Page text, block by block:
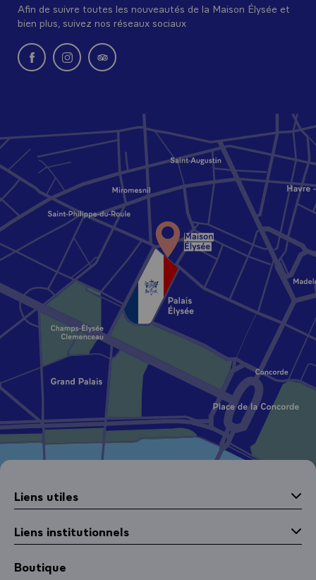
Afin de suivre toutes les nouveautés de la Maison Élysée et
bien plus, suivez nos réseaux sociaux
Nouvelle fenêtre : rejoignez-nous sur Facebook
Nouvelle fenêtre : rejoignez-nous sur Instagram
Nouvelle fenêtre : retrouvez-nous sur
Liens utiles
Liens institutionnels
Boutique